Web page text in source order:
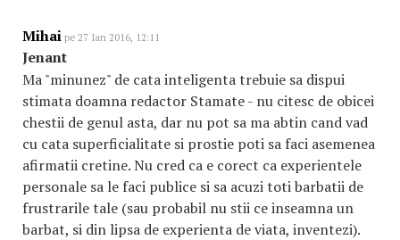
Mihai pe 27 Ian 2016, 12:11
Jenant
Ma "minunez" de cata inteligenta trebuie sa dispui
stimata doamna redactor Stamate - nu citesc de obicei
chestii de genul asta, dar nu pot sa ma abtin cand vad
cu cata superficialitate si prostie poti sa faci asemenea
afirmatii cretine. Nu cred ca e corect ca experientele
personale sa le faci publice si sa acuzi toti barbatii de
frustrarile tale (sau probabil nu stii ce inseamna un
barbat, si din lipsa de experienta de viata, inventezi).